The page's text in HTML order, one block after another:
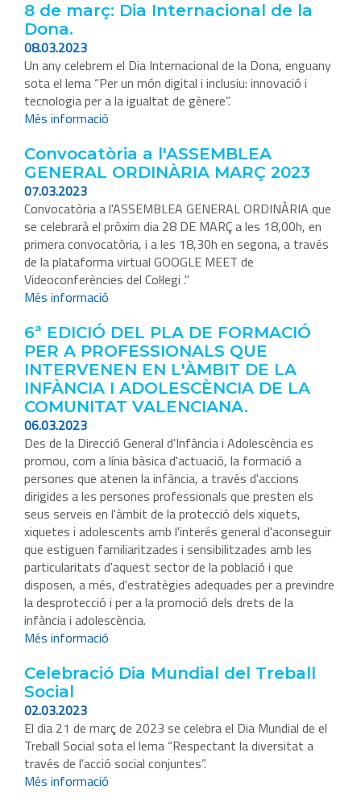
8 de març: Dia Internacional de la
Dona.
08.03.2023
Un any celebrem el Dia Internacional de la Dona, enguany
sota el lema “Per un món digital i inclusiu: innovació i
tecnologia per a la igualtat de gènere”.
Més informació
Convocatòria a l'ASSEMBLEA
GENERAL ORDINÀRIA MARÇ 2023
07.03.2023
Convocatòria a l'ASSEMBLEA GENERAL ORDINÀRIA que
se celebrarà el pròxim dia 28 DE MARÇ a les 18,00h, en
primera convocatòria, i a les 18,30h en segona, a través
de la plataforma virtual GOOGLE MEET de
Videoconferències del Col·legi ."
Més informació
6ª EDICIÓ DEL PLA DE FORMACIÓ
PER A PROFESSIONALS QUE
INTERVENEN EN L'ÀMBIT DE LA
INFÀNCIA I ADOLESCÈNCIA DE LA
COMUNITAT VALENCIANA.
06.03.2023
Des de la Direcció General d'Infància i Adolescència es
promou, com a línia bàsica d'actuació, la formació a
persones que atenen la infància, a través d'accions
dirigides a les persones professionals que presten els
seus serveis en l'àmbit de la protecció dels xiquets,
xiquetes i adolescents amb l'interés general d'aconseguir
que estiguen familiaritzades i sensibilitzades amb les
particularitats d'aquest sector de la població i que
disposen, a més, d'estratègies adequades per a previndre
la desprotecció i per a la promoció dels drets de la
infància i adolescència.
Més informació
Celebració Dia Mundial del Treball
Social
02.03.2023
El dia 21 de març de 2023 se celebra el Dia Mundial de el
Treball Social sota el lema “Respectant la diversitat a
través de l'acció social conjuntes”.
Més informació